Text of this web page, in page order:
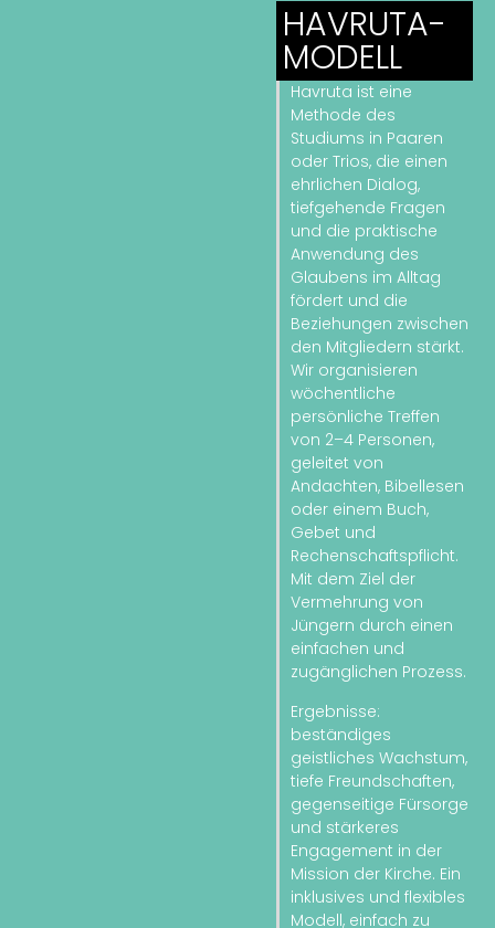
HAVRUTA-
MODELL
Havruta ist eine
Methode des
Studiums in Paaren
oder Trios, die einen
ehrlichen Dialog,
tiefgehende Fragen
und die praktische
Anwendung des
Glaubens im Alltag
fördert und die
Beziehungen zwischen
den Mitgliedern stärkt.
Wir organisieren
wöchentliche
persönliche Treffen
von 2–4 Personen,
geleitet von
Andachten, Bibellesen
oder einem Buch,
Gebet und
Rechenschaftspflicht.
Mit dem Ziel der
Vermehrung von
Jüngern durch einen
einfachen und
zugänglichen Prozess.
Ergebnisse:
beständiges
geistliches Wachstum,
tiefe Freundschaften,
gegenseitige Fürsorge
und stärkeres
Engagement in der
Mission der Kirche. Ein
inklusives und flexibles
Modell, einfach zu